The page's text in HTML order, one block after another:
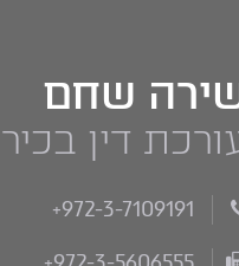
שחם
דין
+972-3-7109191